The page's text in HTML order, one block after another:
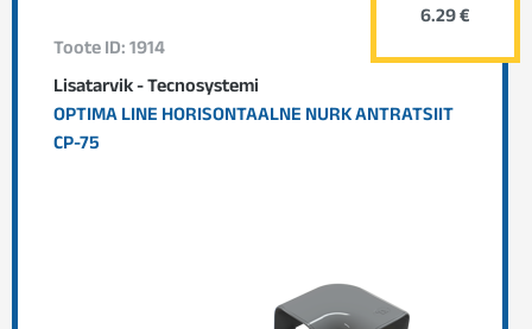
Toote ID: 1914
Lisatarvik - Tecnosystemi
OPTIMA LINE HORISONTAALNE NURK ANTRATSIIT
CP-75
6.29 €